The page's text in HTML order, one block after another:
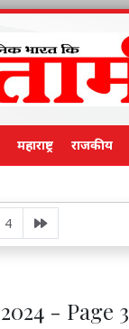
महाराष्ट्र राजकीय
4
- Page 3